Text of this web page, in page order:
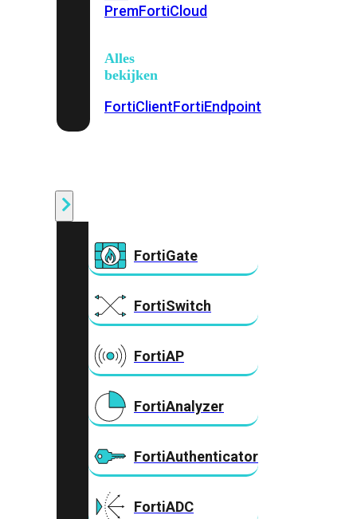
PremFortiCloud
Alles
bekijken
FortiClientFortiEndpoint
FortiGate
FortiSwitch
FortiAP
FortiAnalyzer
FortiAuthenticator
FortiADC